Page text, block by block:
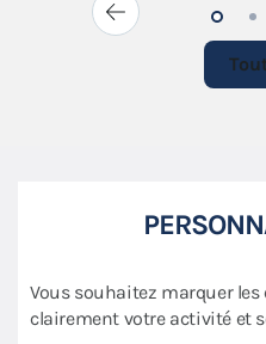
Vous souhaitez marquer
clairement votre activité et